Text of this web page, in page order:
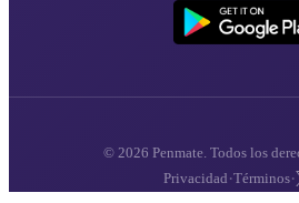
© 2026 Penmate. Todos los
Privacidad ·Términos·